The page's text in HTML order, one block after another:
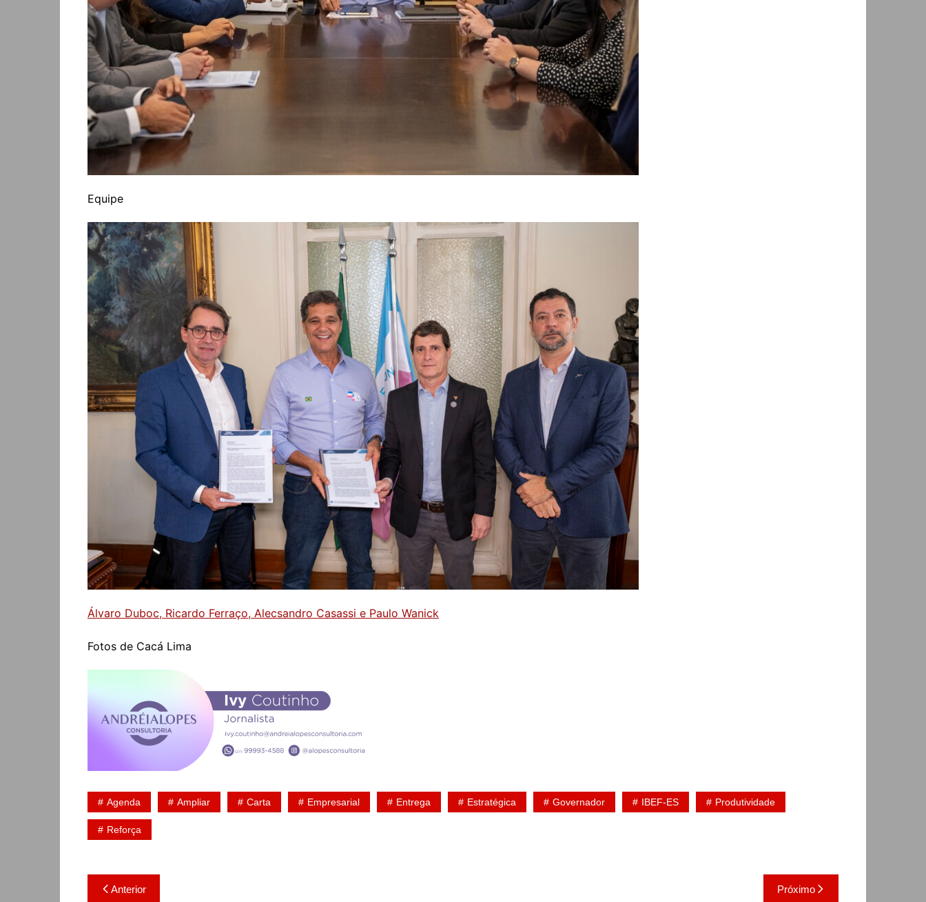
Equipe
Álvaro Duboc, Ricardo Ferraço, Alecsandro Casassi e Paulo Wanick
Fotos de Cacá Lima
Agenda Ampliar Carta Empresarial Entrega Estratégica Governador IBEF-ES Produtividade
Reforça
Navegação
Anterior Próximo